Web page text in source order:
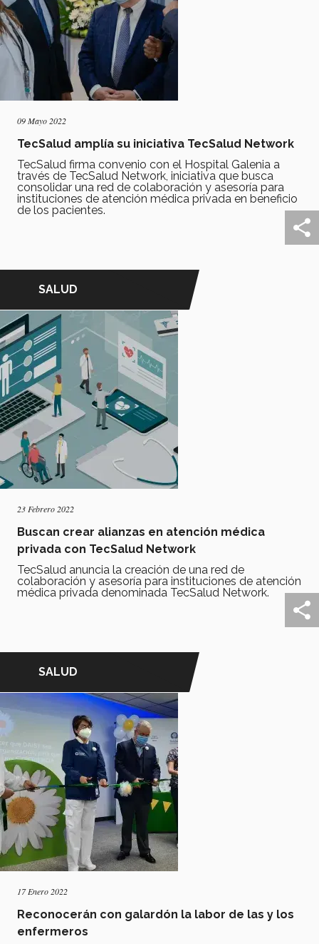
09 Mayo 2022
TecSalud amplía su iniciativa TecSalud Network
TecSalud firma convenio con el Hospital Galenia a
través de TecSalud Network, iniciativa que busca
consolidar una red de colaboración y asesoría para
instituciones de atención médica privada en beneficio
de los pacientes.
SALUD
23 Febrero 2022
Buscan crear alianzas en atención médica
privada con TecSalud Network
TecSalud anuncia la creación de una red de
colaboración y asesoría para instituciones de atención
médica privada denominada TecSalud Network.
SALUD
17 Enero 2022
Reconocerán con galardón la labor de las y los
enfermeros